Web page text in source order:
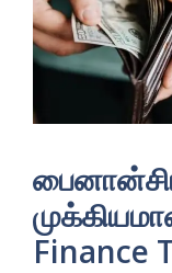
Finance